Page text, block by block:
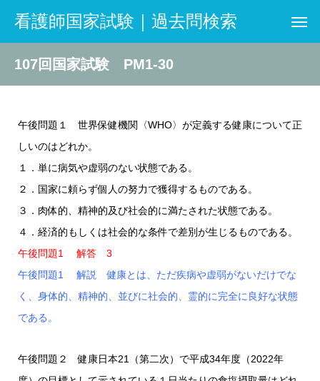
看護師国家試験｜過去問検索
107回国家試験 PM1-30
午後問題１ 世界保健機関〈WHO〉が定義する健康について正
しいのはどれか。
１．単に病気や虚弱のない状態である。
２．国家に頼らず個人の努力で獲得するものである。
３．肉体的、精神的及び社会的に満たされた状態である。
４．経済的もしくは社会的な条件で差別が生じるものである。
午後問題1 解答 3
午後問題1 解説 健康とは、ただ疾病や虚弱がないだけでな
く、身体的、精神的、並びに社会的、霊的に完全に良好な状態
である。
午後問題２ 健康日本21（第二次）で平成34年度（2022年